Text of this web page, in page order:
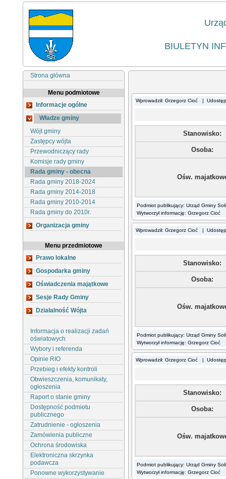
BIULETYN
Strona główna
Menu podmiotowe
Informacje ogólne
Władze gminy
Wójt gminy
Zastępcy wójta
Przewodniczący rady
Komisje rady gminy
Rada gminy - obecna
Rada gminy 2018-2024
Rada gminy 2014-2018
Rada gminy 2010-2014
Rada gminy do 2010r.
Organizacja gminy
Menu przedmiotowe
Prawo lokalne
Gospodarka gminy
Oświadczenia majątkowe
Sesje Rady Gminy
Działalność Wójta
Informacja o realizacji zadań
oświatowych
Wybory i referenda
Opinie RIO
Przebieg i efekty kontroli
Obwieszczenia, komunikaty,
ogłoszenia
Raport o stanie gminy
Dostępność podmiotu
publicznego
Zatrudnienie - ogłoszenia
Zamówienia publiczne
Ochrona środowiska
Elektroniczna skrzynka
podawcza
Ponowne wykorzystywanie
Wprowadził: Grzegorz Cioć |
Stanowisko:
Osoba:
Ośw.
Podmiot publikujący: Urząd Gminy
Wytworzył informację: Grzegorz Cioć
Wprowadził: Grzegorz Cioć |
Stanowisko:
Osoba:
Ośw.
Podmiot publikujący: Urząd Gminy
Wytworzył informację: Grzegorz Cioć
Wprowadził: Grzegorz Cioć |
Stanowisko:
Osoba:
Ośw.
Podmiot publikujący: Urząd Gminy
Wytworzył informację: Grzegorz Cioć